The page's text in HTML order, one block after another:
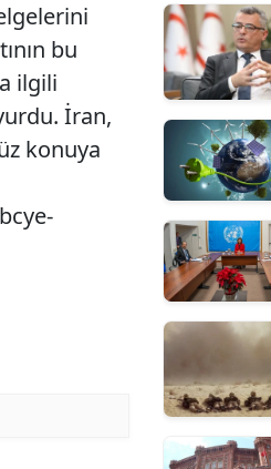
bu
ilgili
İran,
konuya